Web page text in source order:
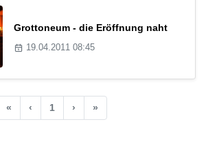
Grottoneum - die Eröffnung naht
19.04.2011 08:45
« ‹ 1 › »